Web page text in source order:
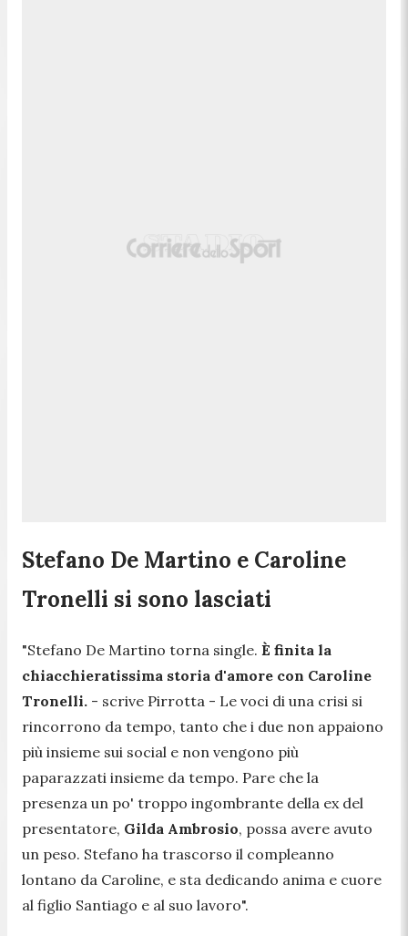
Stefano De Martino e Caroline
Tronelli si sono lasciati
"Stefano De Martino torna single. È finita la
chiacchieratissima storia d'amore con Caroline
Tronelli. - scrive Pirrotta - Le voci di una crisi si
rincorrono da tempo, tanto che i due non appaiono
più insieme sui social e non vengono più
paparazzati insieme da tempo. Pare che la
presenza un po' troppo ingombrante della ex del
presentatore, Gilda Ambrosio, possa avere avuto
un peso. Stefano ha trascorso il compleanno
lontano da Caroline, e sta dedicando anima e cuore
al figlio Santiago e al suo lavoro".